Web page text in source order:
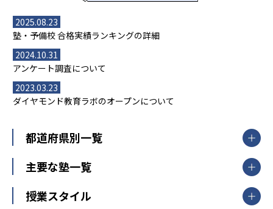
2025.08.23
塾・予備校 合格実績ランキングの詳細
2024.10.31
アンケート調査について
2023.03.23
ダイヤモンド教育ラボのオープンについて
都道府県別一覧
北海道・東北
山形県
福島県
主要な塾一覧
【掲載塾一覧を見る】
授業スタイル